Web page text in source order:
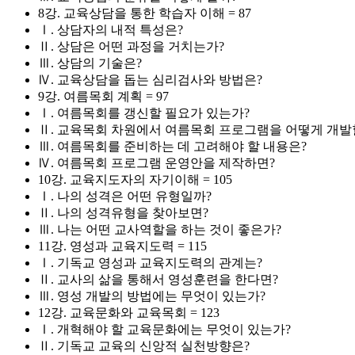
8강. 교육상담을 통한 학습자 이해 = 87
Ⅰ. 상담자의 내적 특성은?
Ⅱ. 상담은 어떤 과정을 거치는가?
Ⅲ. 상담의 기술은?
Ⅳ. 교육상담을 돕는 심리검사와 방법은?
9강. 여름목회 계획 = 97
Ⅰ. 여름목회를 갱신할 필요가 있는가?
Ⅱ. 교육목회 차원에서 여름목회 프로그램을 어떻게 개발
Ⅲ. 여름목회를 준비하는 데 고려해야 할 내용은?
Ⅳ. 여름목회 프로그램 운영안을 제작하면?
10강. 교육지도자의 자기이해 = 105
Ⅰ. 나의 성격은 어떤 유형일까?
Ⅱ. 나의 성격유형을 찾아보면?
Ⅲ. 나는 어떤 교사역할을 하는 것이 좋은가?
11강. 영성과 교육지도력 = 115
Ⅰ. 기독교 영성과 교육지도력의 관계는?
Ⅱ. 교사의 삶을 통해서 영성훈련을 한다면?
Ⅲ. 영성 개발의 방법에는 무엇이 있는가?
12강. 교육문화와 교육목회 = 123
Ⅰ. 개혁해야 할 교육문화에는 무엇이 있는가?
Ⅱ. 기독교 교육의 신앙적 실천방향은?